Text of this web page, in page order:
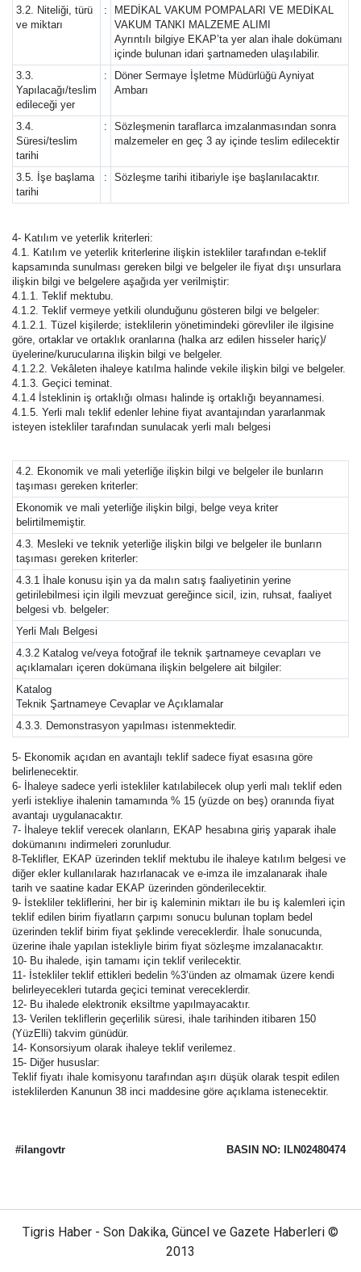
3.2. Niteliği, türü
ve miktarı
:
MEDİKAL VAKUM POMPALARI VE MEDİKAL
VAKUM TANKI MALZEME ALIMI
Ayrıntılı bilgiye EKAP’ta yer alan ihale dokümanı
içinde bulunan idari şartnameden ulaşılabilir.
3.3.
Yapılacağı/teslim
edileceği yer
:
Döner Sermaye İşletme Müdürlüğü Ayniyat
Ambarı
3.4.
Süresi/teslim
tarihi
:
Sözleşmenin taraflarca imzalanmasından sonra
malzemeler en geç 3 ay içinde teslim edilecektir
3.5. İşe başlama
tarihi
: Sözleşme tarihi itibariyle işe başlanılacaktır.
4- Katılım ve yeterlik kriterleri:
4.1. Katılım ve yeterlik kriterlerine ilişkin istekliler tarafından e-teklif
kapsamında sunulması gereken bilgi ve belgeler ile fiyat dışı unsurlara
ilişkin bilgi ve belgelere aşağıda yer verilmiştir:
4.1.1. Teklif mektubu.
4.1.2. Teklif vermeye yetkili olunduğunu gösteren bilgi ve belgeler:
4.1.2.1. Tüzel kişilerde; isteklilerin yönetimindeki görevliler ile ilgisine
göre, ortaklar ve ortaklık oranlarına (halka arz edilen hisseler hariç)/
üyelerine/kurucularına ilişkin bilgi ve belgeler.
4.1.2.2. Vekâleten ihaleye katılma halinde vekile ilişkin bilgi ve belgeler.
4.1.3. Geçici teminat.
4.1.4 İsteklinin iş ortaklığı olması halinde iş ortaklığı beyannamesi.
4.1.5. Yerli malı teklif edenler lehine fiyat avantajından yararlanmak
isteyen istekliler tarafından sunulacak yerli malı belgesi
4.2. Ekonomik ve mali yeterliğe ilişkin bilgi ve belgeler ile bunların
taşıması gereken kriterler:
Ekonomik ve mali yeterliğe ilişkin bilgi, belge veya kriter
belirtilmemiştir.
4.3. Mesleki ve teknik yeterliğe ilişkin bilgi ve belgeler ile bunların
taşıması gereken kriterler:
4.3.1 İhale konusu işin ya da malın satış faaliyetinin yerine
getirilebilmesi için ilgili mevzuat gereğince sicil, izin, ruhsat, faaliyet
belgesi vb. belgeler:
Yerli Malı Belgesi
4.3.2 Katalog ve/veya fotoğraf ile teknik şartnameye cevapları ve
açıklamaları içeren dokümana ilişkin belgelere ait bilgiler:
Katalog
Teknik Şartnameye Cevaplar ve Açıklamalar
4.3.3. Demonstrasyon yapılması istenmektedir.
5- Ekonomik açıdan en avantajlı teklif sadece fiyat esasına göre
belirlenecektir.
6- İhaleye sadece yerli istekliler katılabilecek olup yerli malı teklif eden
yerli istekliye ihalenin tamamında % 15 (yüzde on beş) oranında fiyat
avantajı uygulanacaktır.
7- İhaleye teklif verecek olanların, EKAP hesabına giriş yaparak ihale
dokümanını indirmeleri zorunludur.
8-Teklifler, EKAP üzerinden teklif mektubu ile ihaleye katılım belgesi ve
diğer ekler kullanılarak hazırlanacak ve e-imza ile imzalanarak ihale
tarih ve saatine kadar EKAP üzerinden gönderilecektir.
9- İstekliler tekliflerini, her bir iş kaleminin miktarı ile bu iş kalemleri için
teklif edilen birim fiyatların çarpımı sonucu bulunan toplam bedel
üzerinden teklif birim fiyat şeklinde vereceklerdir. İhale sonucunda,
üzerine ihale yapılan istekliyle birim fiyat sözleşme imzalanacaktır.
10- Bu ihalede, işin tamamı için teklif verilecektir.
11- İstekliler teklif ettikleri bedelin %3’ünden az olmamak üzere kendi
belirleyecekleri tutarda geçici teminat vereceklerdir.
12- Bu ihalede elektronik eksiltme yapılmayacaktır.
13- Verilen tekliflerin geçerlilik süresi, ihale tarihinden itibaren 150
(YüzElli) takvim günüdür.
14- Konsorsiyum olarak ihaleye teklif verilemez.
15- Diğer hususlar:
Teklif fiyatı ihale komisyonu tarafından aşırı düşük olarak tespit edilen
isteklilerden Kanunun 38 inci maddesine göre açıklama istenecektir.
#ilangovtr BASIN NO: ILN02480474
Tigris Haber - Son Dakika, Güncel ve Gazete Haberleri ©
2013